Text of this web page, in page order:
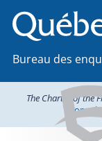
Bureau des
The Charter of the